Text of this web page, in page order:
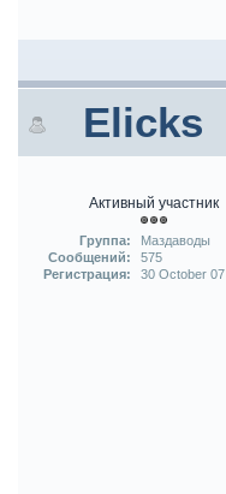
Elicks
Активный участник
Группа:
Маздаводы
Сообщений:
575
Регистрация:
30 October 07